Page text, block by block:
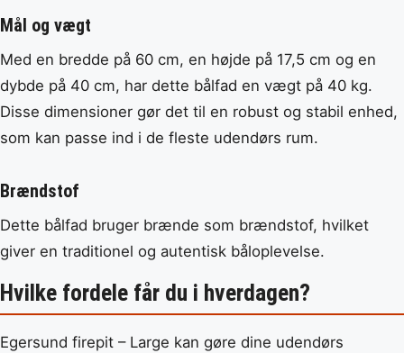
Mål og vægt
Med en bredde på 60 cm, en højde på 17,5 cm og en
dybde på 40 cm, har dette bålfad en vægt på 40 kg.
Disse dimensioner gør det til en robust og stabil enhed,
som kan passe ind i de fleste udendørs rum.
Brændstof
Dette bålfad bruger brænde som brændstof, hvilket
giver en traditionel og autentisk båloplevelse.
Hvilke fordele får du i hverdagen?
Egersund firepit – Large kan gøre dine udendørs